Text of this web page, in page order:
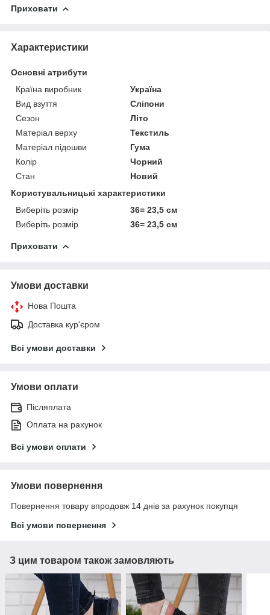
Приховати
Характеристики
Основні атрибути
Країна виробник
Україна
Вид взуття
Сліпони
Сезон
Літо
Матеріал верху
Текстиль
Матеріал підошви
Гума
Колір
Чорний
Стан
Новий
Користувальницькі характеристики
Виберіть розмір
36= 23,5 см
Виберіть розмір
36= 23,5 см
Приховати
Умови доставки
Нова Пошта
Доставка кур'єром
Всі умови доставки
Умови оплати
Післяплата
Оплата на рахунок
Всі умови оплати
Умови повернення
Повернення товару впродовж 14 днів за рахунок покупця
Всі умови повернення
З цим товаром також замовляють